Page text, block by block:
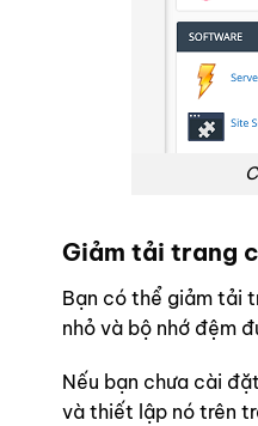
Giảm tải trang
Bạn có thể giảm tải
nhỏ và bộ nhớ đệm
Nếu bạn chưa cài
và thiết lập nó trên